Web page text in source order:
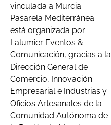
vinculada a Murcia
Pasarela Mediterránea
está organizada por
Lalumier Eventos &
Comunicación, gracias a la
Dirección General de
Comercio, Innovación
Empresarial e Industrias y
Oficios Artesanales de la
Comunidad Autónoma de